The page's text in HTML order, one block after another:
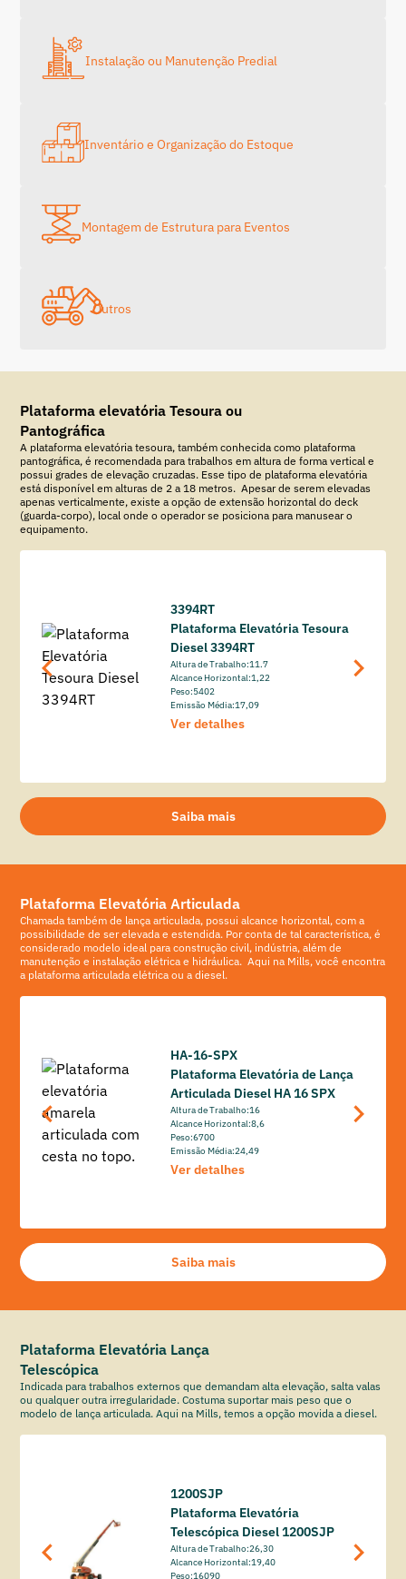
Instalação ou Manutenção Predial
Inventário e Organização do Estoque
Montagem de Estrutura para Eventos
Outros
Plataforma elevatória Tesoura ou
Pantográfica
A plataforma elevatória tesoura, também conhecida como plataforma
pantográfica, é recomendada para trabalhos em altura de forma vertical e
possui grades de elevação cruzadas. Esse tipo de plataforma elevatória
está disponível em alturas de 2 a 18 metros. Apesar de serem elevadas
apenas verticalmente, existe a opção de extensão horizontal do deck
(guarda-corpo), local onde o operador se posiciona para manusear o
equipamento.
Saiba mais
3394RT
Plataforma Elevatória Tesoura
Diesel 3394RT
Altura de Trabalho:11.7
Alcance Horizontal:1,22
Peso:5402
Emissão Média:17,09
Ver detalhes
Plataforma Elevatória Articulada
Chamada também de lança articulada, possui alcance horizontal, com a
possibilidade de ser elevada e estendida. Por conta de tal característica, é
considerado modelo ideal para construção civil, indústria, além de
manutenção e instalação elétrica e hidráulica. Aqui na Mills, você encontra
a plataforma articulada elétrica ou a diesel.
Saiba mais
HA-16-SPX
Plataforma Elevatória de Lança
Articulada Diesel HA 16 SPX
Altura de Trabalho:16
Alcance Horizontal:8,6
Peso:6700
Emissão Média:24,49
Ver detalhes
Plataforma Elevatória Lança
Telescópica
Indicada para trabalhos externos que demandam alta elevação, salta valas
ou qualquer outra irregularidade. Costuma suportar mais peso que o
modelo de lança articulada. Aqui na Mills, temos a opção movida a diesel.
1200SJP
Plataforma Elevatória
Telescópica Diesel 1200SJP
Altura de Trabalho:26,30
Alcance Horizontal:19,40
Peso:16090